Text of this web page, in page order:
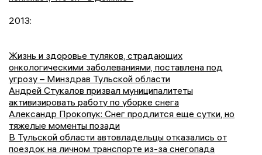
2013:
Жизнь и здоровье туляков, страдающих
онкологическими заболеваниями, поставлена под
угрозу – Минздрав Тульской области
Андрей Стукалов призвал муниципалитеты
активизировать работу по уборке снега
Александр Прокопук: Снег продлится еще сутки, но
тяжелые моменты позади
В Тульской области автовладельцы отказались от
поездок на личном транспорте из-за снегопада